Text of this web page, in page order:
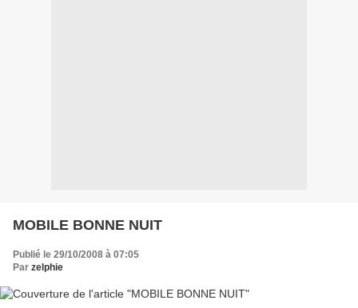
MOBILE BONNE NUIT
Publié le 29/10/2008 à 07:05
Par zelphie